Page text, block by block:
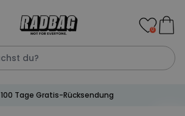
0
100 Tage Gratis-Rücksendung